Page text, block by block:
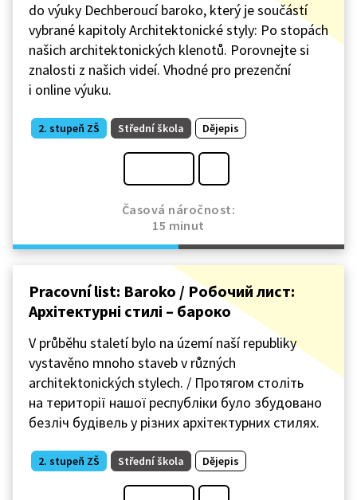
do výuky Dechberoucí baroko, který je součástí
vybrané kapitoly Architektonické styly: Po stopách
našich architektonických klenotů. Porovnejte si
znalosti z našich videí. Vhodné pro prezenční
i online výuku.
2. stupeň ZŠ Střední škola Dějepis
Časová náročnost:
15 minut
Pracovní list: Baroko / Робочий лист:
Архітектурні стилі – бароко
V průběhu staletí bylo na území naší republiky
vystavěno mnoho staveb v různých
architektonických stylech. / Протягом століть
на території нашої республіки було збудовано
безліч будівель у різних архітектурних стилях.
2. stupeň ZŠ Střední škola Dějepis